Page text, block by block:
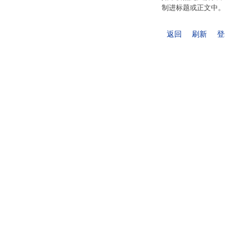
制进标题或正文中。
返回 刷新